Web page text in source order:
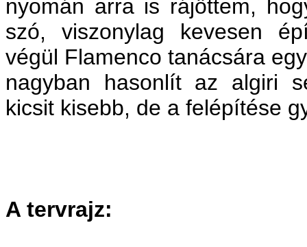
nyomán arra is rájöttem,
szó, viszonylag kevesen
végül Flamenco tanácsára
nagyban hasonlít az algiri
kicsit kisebb, de a felépítése
A tervrajz: